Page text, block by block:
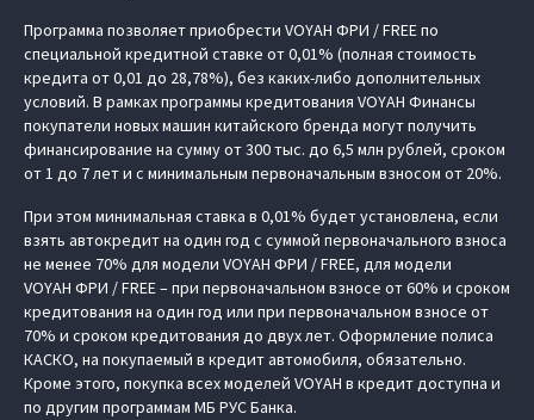
Программа позволяет приобрести VOYAH ФРИ / FREE по
специальной кредитной ставке от 0,01% (полная стоимость
кредита от 0,01 до 28,78%), без каких-либо дополнительных
условий. В рамках программы кредитования VOYAH Финансы
покупатели новых машин китайского бренда могут получить
финансирование на сумму от 300 тыс. до 6,5 млн рублей, сроком
от 1 до 7 лет и с минимальным первоначальным взносом от 20%.
При этом минимальная ставка в 0,01% будет установлена, если
взять автокредит на один год с суммой первоначального взноса
не менее 70% для модели VOYAH ФРИ / FREE, для модели
VOYAH ФРИ / FREE – при первоначальном взносе от 60% и сроком
кредитования на один год или при первоначальном взносе от
70% и сроком кредитования до двух лет. Оформление полиса
КАСКО, на покупаемый в кредит автомобиля, обязательно.
Кроме этого, покупка всех моделей VOYAH в кредит доступна и
по другим программам МБ РУС Банка.